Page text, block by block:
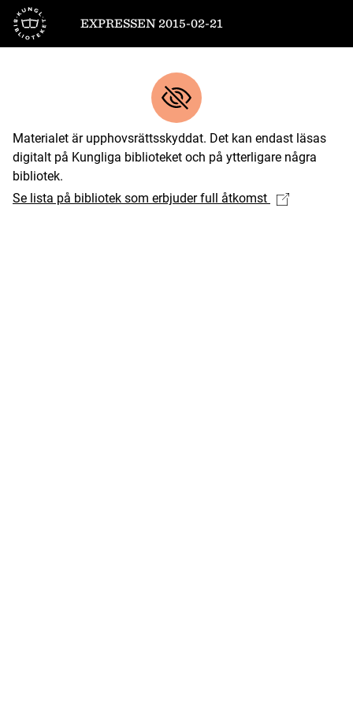
Till startsidan
EXPRESSEN 2015-02-21
Materialet är upphovsrättsskyddat. Det kan endast läsas
digitalt på Kungliga biblioteket och på ytterligare några
bibliotek.
Se lista på bibliotek som erbjuder full åtkomst